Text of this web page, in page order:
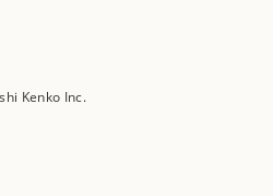
Kenko Inc.